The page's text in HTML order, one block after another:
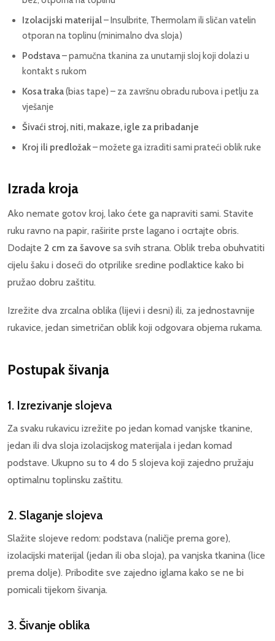
Izolacijski materijal– Insulbrite, Thermolam ili sličan vatelin
otporan na toplinu (minimalno dva sloja)
Podstava– pamučna tkanina za unutarnji sloj koji dolazi u
kontakt s rukom
Kosa traka(bias tape) – za završnu obradu rubova i petlju za
vješanje
Šivaći stroj, niti, makaze, igle za pribadanje
Kroj ili predložak– možete ga izraditi sami prateći oblik ruke
Izrada kroja
Ako nemate gotov kroj, lako ćete ga napraviti sami. Stavite
ruku ravno na papir, raširite prste lagano i ocrtajte obris.
Dodajte 2 cm za šavove sa svih strana. Oblik treba obuhvatiti
cijelu šaku i doseći do otprilike sredine podlaktice kako bi
pružao dobru zaštitu.
Izrežite dva zrcalna oblika (lijevi i desni) ili, za jednostavnije
rukavice, jedan simetričan oblik koji odgovara objema rukama.
Postupak šivanja
1. Izrezivanje slojeva
Za svaku rukavicu izrežite po jedan komad vanjske tkanine,
jedan ili dva sloja izolacijskog materijala i jedan komad
podstave. Ukupno su to 4 do 5 slojeva koji zajedno pružaju
optimalnu toplinsku zaštitu.
2. Slaganje slojeva
Slažite slojeve redom: podstava (naličje prema gore),
izolacijski materijal (jedan ili oba sloja), pa vanjska tkanina (lice
prema dolje). Pribodite sve zajedno iglama kako se ne bi
pomicali tijekom šivanja.
3. Šivanje oblika